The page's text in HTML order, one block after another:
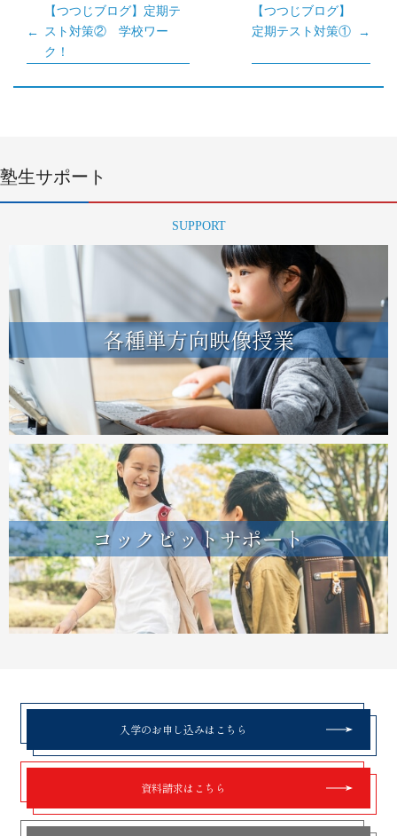
【つつじブログ】定期テ
スト対策② 学校ワー
ク！
【つつじブログ】
定期テスト対策①
塾生サポート
SUPPORT
各種単方向映像授業
コックピットサポート
入学のお申し込みはこちら
資料請求はこちら